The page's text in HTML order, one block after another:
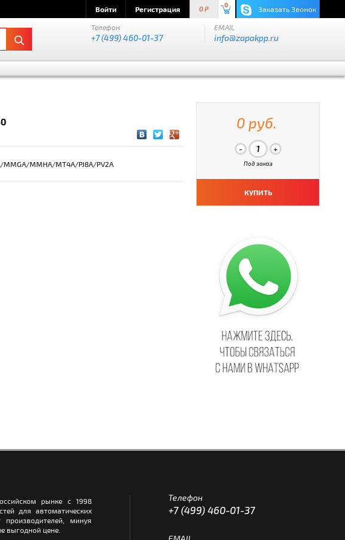
Войти Регистрация 0 P
0 Заказать Звонок
Телефон
+7 (499) 460-01-37
EMAIL
info@zapakpp.ru
MMGA/MMHA/MT4A/PJ8A/PV2A
0 руб.
Под заказ
КУПИТЬ
рынке с 1998
для автоматических
минуя
выгодной цене.
Телефон
+7 (499) 460-01-37